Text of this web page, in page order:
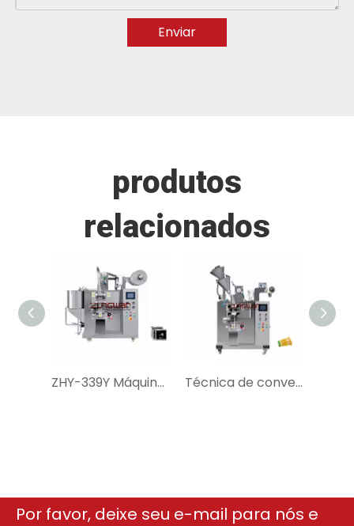
Enviar
produtos
relacionados
ZHY-339Y Máquina automática de embalagem de líquidos com PLC e tela sensível ao toque controlada Técnica de conversão de frequência ZHB-130F Máquina de embalagem de pó inteligente
Por favor, deixe seu e-mail para nós e